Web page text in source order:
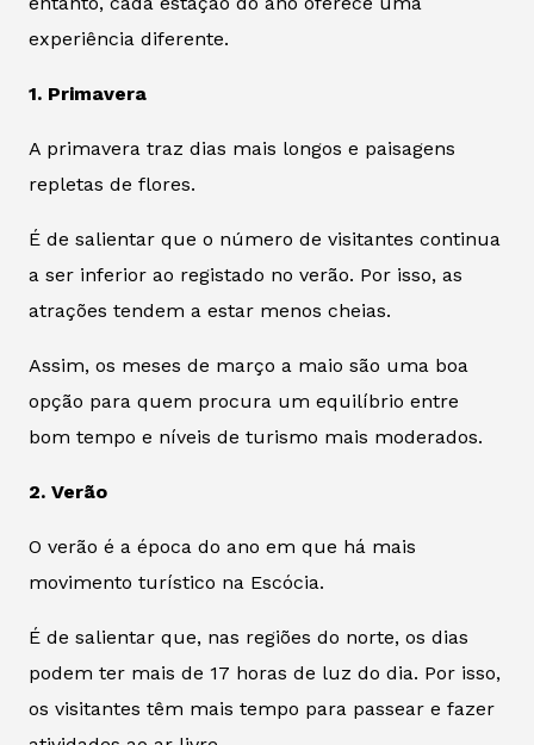
experiência diferente.
1. Primavera
A primavera traz dias mais longos e paisagens
repletas de flores.
É de salientar que o número de visitantes continua
a ser inferior ao registado no verão. Por isso, as
atrações tendem a estar menos cheias.
Assim, os meses de março a maio são uma boa
opção para quem procura um equilíbrio entre
bom tempo e níveis de turismo mais moderados.
2. Verão
O verão é a época do ano em que há mais
movimento turístico na Escócia.
É de salientar que, nas regiões do norte, os dias
podem ter mais de 17 horas de luz do dia. Por isso,
os visitantes têm mais tempo para passear e fazer